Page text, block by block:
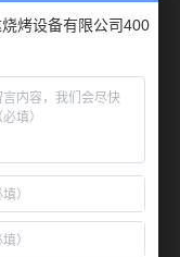
关村科
烤设备有限公司400